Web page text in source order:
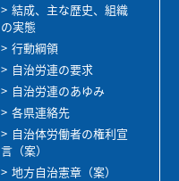
結成、主な歴史、組織
の実態
行動綱領
自治労連の要求
自治労連のあゆみ
各県連絡先
自治体労働者の権利宣
言（案）
地方自治憲章（案）